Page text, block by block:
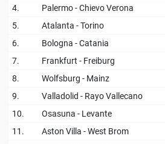
4.
Palermo - Chievo Verona
5.
Atalanta - Torino
6.
Bologna - Catania
7.
Frankfurt - Freiburg
8.
Wolfsburg - Mainz
9.
Valladolid - Rayo Vallecano
10.
Osasuna - Levante
11.
Aston Villa - West Brom